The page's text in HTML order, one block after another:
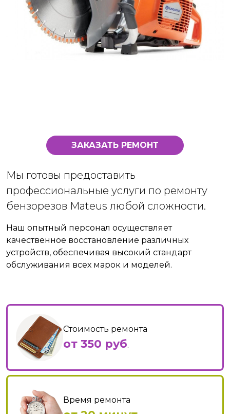
ЗАКАЗАТЬ РЕМОНТ
Мы готовы предоставить
профессиональные услуги по ремонту
бензорезов Mateus любой сложности.
Наш опытный персонал осуществляет
качественное восстановление различных
устройств, обеспечивая высокий стандарт
обслуживания всех марок и моделей.
Стоимость ремонта
от 350 руб.
Время ремонта